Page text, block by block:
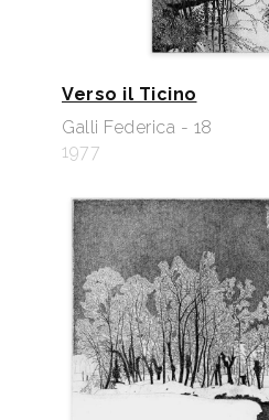
Verso il Ticino
Galli Federica - 18
1977